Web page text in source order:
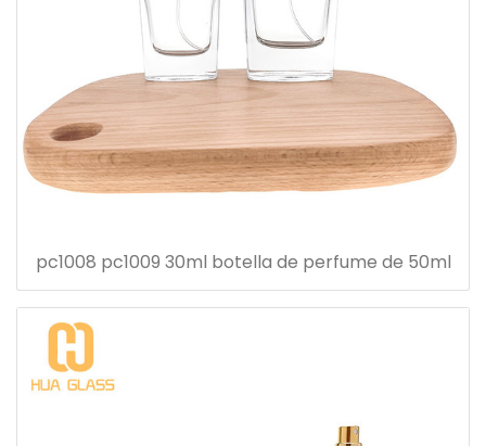
pc1008 pc1009 30ml botella de perfume de 50ml